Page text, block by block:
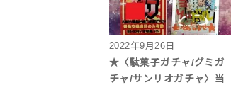
2022年9月26日
★〈駄菓子ガチャ/グミガ
チャ/サンリオガチャ〉当